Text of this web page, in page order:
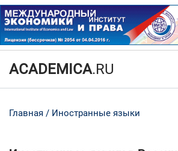
ACADEMICA.RU
Главная Иностранные языки
Да Нет